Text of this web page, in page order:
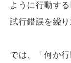
ように行動す
試行錯誤を繰り
では、「何か